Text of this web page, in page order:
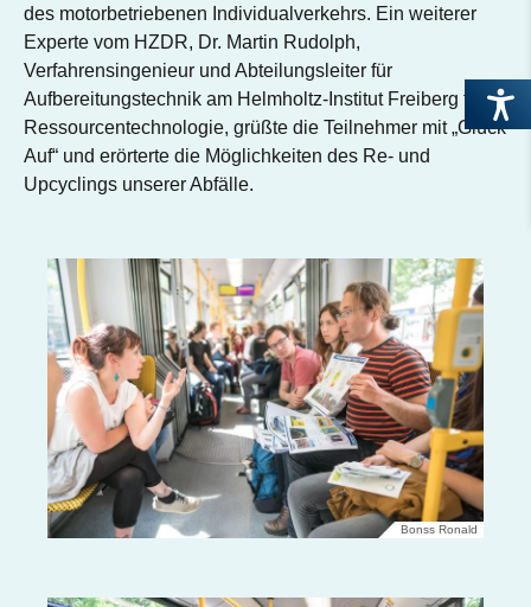
des motorbetriebenen Individualverkehrs. Ein weiterer
Experte vom HZDR, Dr. Martin Rudolph,
Verfahrensingenieur und Abteilungsleiter für
Aufbereitungstechnik am Helmholtz-Institut Freiberg für
Ressourcentechnologie, grüßte die Teilnehmer mit „Glück
Auf“ und erörterte die Möglichkeiten des Re- und
Upcyclings unserer Abfälle.
Bonss Ronald